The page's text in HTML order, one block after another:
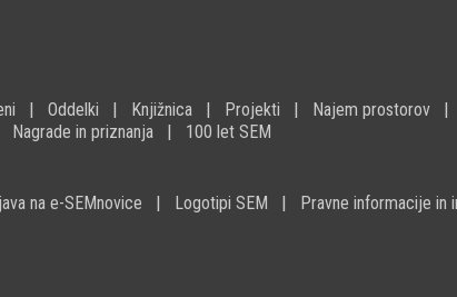
Oddelki Knjižnica Projekti Najem prostorov
Nagrade in priznanja 100 let SEM
na e-SEMnovice Logotipi SEM Pravne informacije in